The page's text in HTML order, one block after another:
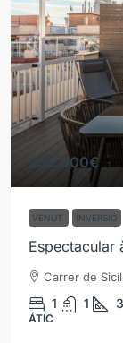
295.000€
VENUT INVERSIÓ
Espectacular
Carrer de
1 1
ÁTIC